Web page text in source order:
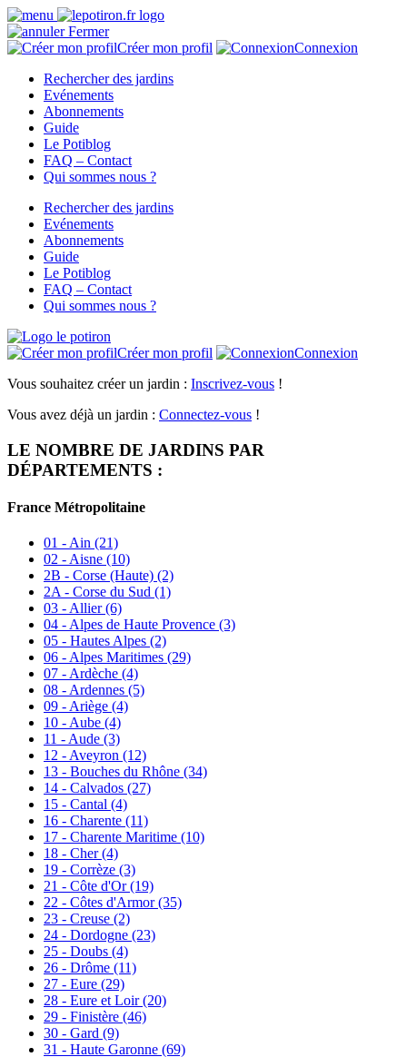
Fermer
Créer mon profil
Connexion
Rechercher des jardins
Evénements
Abonnements
Guide
Le Potiblog
FAQ – Contact
Qui sommes nous ?
Rechercher des jardins
Evénements
Abonnements
Guide
Le Potiblog
FAQ – Contact
Qui sommes nous ?
Créer mon profil
Connexion
Vous souhaitez créer un jardin : Inscrivez-vous !
Vous avez déjà un jardin : Connectez-vous !
LE NOMBRE DE JARDINS PAR
DÉPARTEMENTS :
France Métropolitaine
01 - Ain (21)
02 - Aisne (10)
2B - Corse (Haute) (2)
2A - Corse du Sud (1)
03 - Allier(6)
04 - Alpes de Haute Provence (3)
05 - Hautes Alpes (2)
06 - Alpes Maritimes (29)
07 - Ardèche (4)
08 - Ardennes (5)
09 - Ariège (4)
10 - Aube (4)
11 - Aude (3)
12 - Aveyron (12)
13 - Bouches du Rhône (34)
14 - Calvados (27)
15 - Cantal (4)
16 - Charente (11)
17 - Charente Maritime (10)
18 - Cher(4)
19 - Corrèze (3)
21 - Côte d'Or(19)
22 - Côtes d'Armor(35)
23 - Creuse (2)
24 - Dordogne (23)
25 - Doubs (4)
26 - Drôme (11)
27 - Eure (29)
28 - Eure et Loir(20)
29 - Finistère (46)
30 - Gard (9)
31 - Haute Garonne (69)